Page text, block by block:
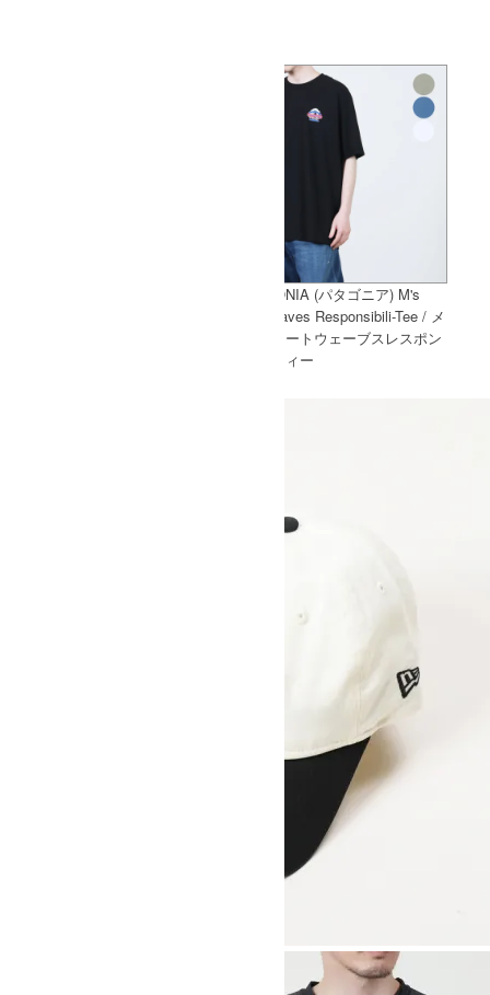
PATAGONIA (パタゴニア) M's
Great Waves Responsibili-Tee / メ
ンズグレートウェーブスレスポン
シビリティー